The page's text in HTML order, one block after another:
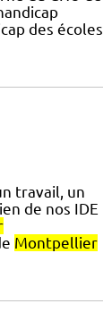
des écoles
travail, un
de nos IDE
Montpellier